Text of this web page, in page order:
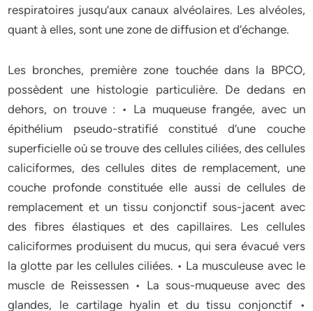
respiratoires jusqu’aux canaux alvéolaires. Les alvéoles,
quant à elles, sont une zone de diffusion et d’échange.
Les bronches, première zone touchée dans la BPCO,
possèdent une histologie particulière. De dedans en
dehors, on trouve : • La muqueuse frangée, avec un
épithélium pseudo-stratifié constitué d’une couche
superficielle où se trouve des cellules ciliées, des cellules
caliciformes, des cellules dites de remplacement, une
couche profonde constituée elle aussi de cellules de
remplacement et un tissu conjonctif sous-jacent avec
des fibres élastiques et des capillaires. Les cellules
caliciformes produisent du mucus, qui sera évacué vers
la glotte par les cellules ciliées. • La musculeuse avec le
muscle de Reissessen • La sous-muqueuse avec des
glandes, le cartilage hyalin et du tissu conjonctif •